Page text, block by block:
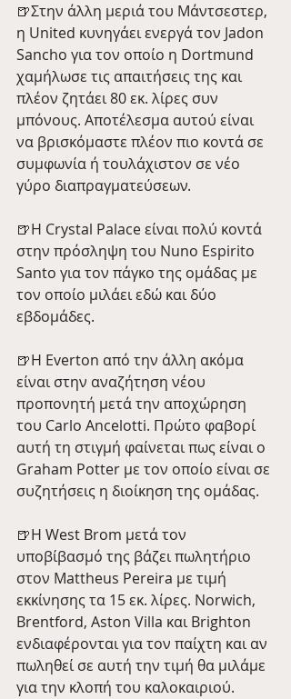
🍺Στην άλλη μεριά του Μάντσεστερ,
η United κυνηγάει ενεργά τον Jadon
Sancho για τον οποίο η Dortmund
χαμήλωσε τις απαιτήσεις της και
πλέον ζητάει 80 εκ. λίρες συν
μπόνους. Αποτέλεσμα αυτού είναι
να βρισκόμαστε πλέον πιο κοντά σε
συμφωνία ή τουλάχιστον σε νέο
γύρο διαπραγματεύσεων.
🍺H Crystal Palace είναι πολύ κοντά
στην πρόσληψη του Nuno Espirito
Santo για τον πάγκο της ομάδας με
τον οποίο μιλάει εδώ και δύο
εβδομάδες.
🍺Η Everton από την άλλη ακόμα
είναι στην αναζήτηση νέου
προπονητή μετά την αποχώρηση
του Carlo Ancelotti. Πρώτο φαβορί
αυτή τη στιγμή φαίνεται πως είναι ο
Graham Potter με τον οποίο είναι σε
συζητήσεις η διοίκηση της ομάδας.
🍺Η West Brom μετά τον
υποβίβασμό της βάζει πωλητήριο
στον Mattheus Pereira με τιμή
εκκίνησης τα 15 εκ. λίρες. Norwich,
Brentford, Aston Villa και Brighton
ενδιαφέρονται για τον παίχτη και αν
πωληθεί σε αυτή την τιμή θα μιλάμε
για την κλοπή του καλοκαιριού.